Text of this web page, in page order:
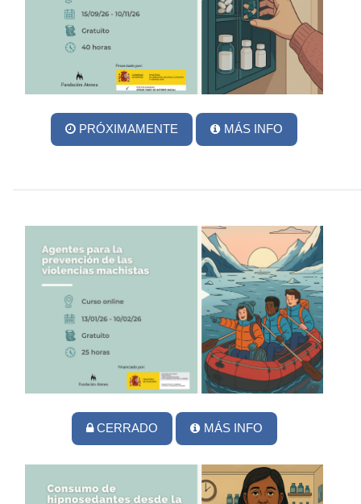
PRÓXIMAMENTE MÁS INFO
CERRADO MÁS INFO